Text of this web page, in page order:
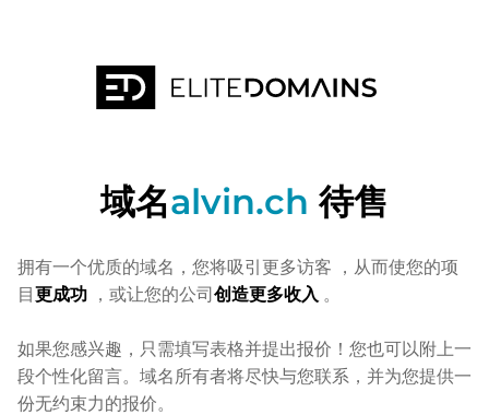
域名alvin.ch 待售
拥有一个优质的域名，您将吸引更多访客 ，从而使您的项
目更成功 ，或让您的公司创造更多收入 。
如果您感兴趣，只需填写表格并提出报价！您也可以附上一
段个性化留言。域名所有者将尽快与您联系，并为您提供一
份无约束力的报价。